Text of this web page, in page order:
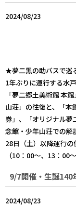
2024/08/23
★夢二黑の助バスで巡
1年ぶりに運行する水
「夢二郷土美術館 本
山荘」の往復と、「本
券」、「オリジナル夢
念館・少年山荘での
28日（土）以降運行
（10：00～、13：00
2024/08/23